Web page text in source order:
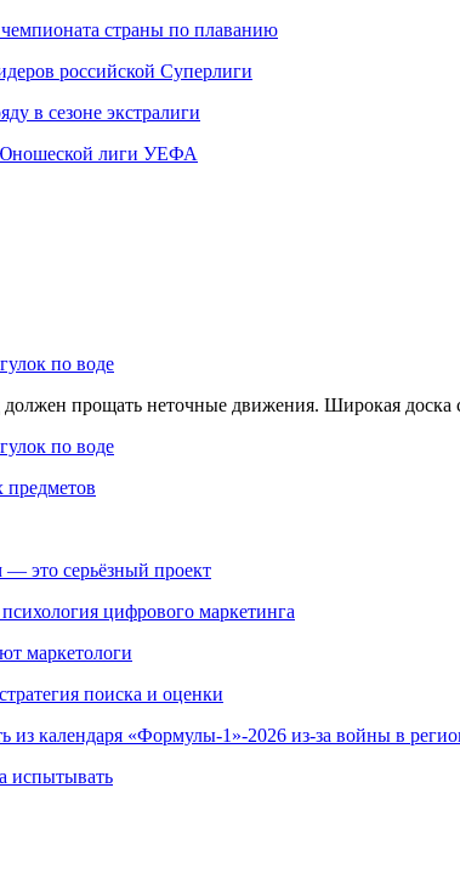
страны по плаванию
российской Суперлиги
в сезоне экстралиги
лиги УЕФА
по воде
должен прощать неточные движения. Широкая
по воде
предметов
это серьёзный проект
цифрового маркетинга
маркетологи
поиска и оценки
из календаря «Формулы-1»-2026 из-за войны в
испытывать